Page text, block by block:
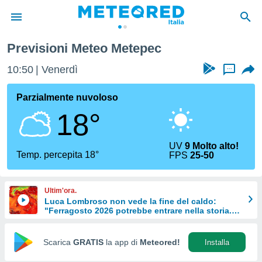
di
per
le
di
Web
Previsioni Meteo Metepec
10:50 Venerdì ...
Parzialmente nuvoloso
18°
Temp. percepita 18°
UV9 Molto alto!
FPS25-50
Ultim'ora.
Luca Lombroso non vede la fine del caldo:
"Ferragosto 2026 potrebbe entrare nella storia.
Scarica GRATIS la app di Meteored! Installa